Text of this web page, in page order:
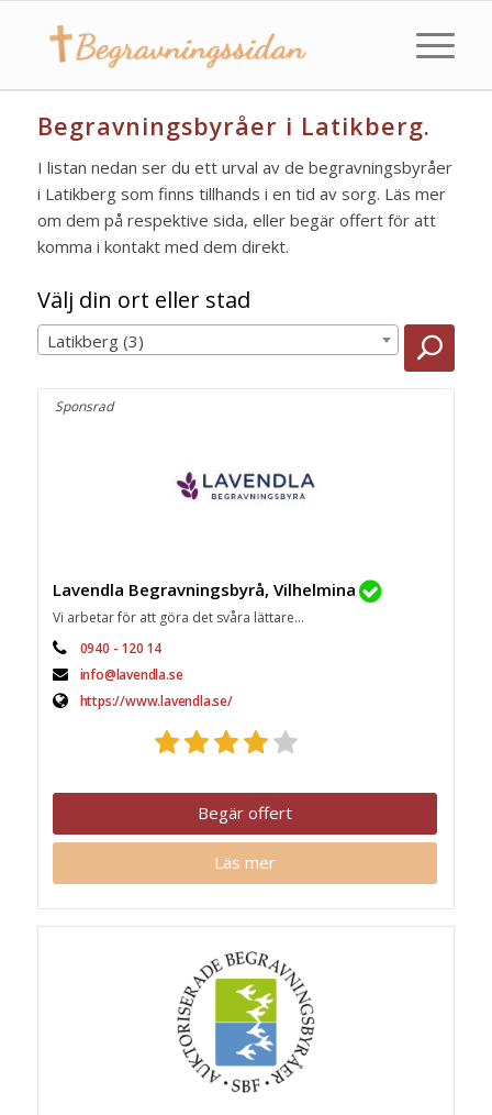
Begravningsbyråer i Latikberg.
I listan nedan ser du ett urval av de begravningsbyråer
i Latikberg som finns tillhands i en tid av sorg. Läs mer
om dem på respektive sida, eller begär offert för att
komma i kontakt med dem direkt.
Välj din ort eller stad
Latikberg (3)
Sponsrad
Lavendla Begravningsbyrå, Vilhelmina
Vi arbetar för att göra det svåra lättare...
0940 - 120 14
info@lavendla.se
https://www.lavendla.se/
Begär offert
Läs mer